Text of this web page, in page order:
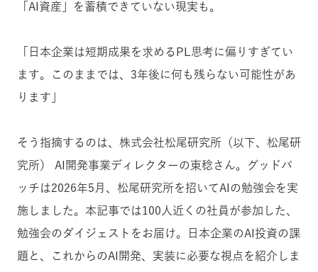
「AI資産」を蓄積できていない現実も。
「日本企業は短期成果を求めるPL思考に偏りすぎてい
ます。このままでは、3年後に何も残らない可能性があ
ります」
そう指摘するのは、株式会社松尾研究所（以下、松尾研
究所） AI開発事業ディレクターの東稔さん。グッドパ
ッチは2026年5月、松尾研究所を招いてAIの勉強会を実
施しました。本記事では100人近くの社員が参加した、
勉強会のダイジェストをお届け。日本企業のAI投資の課
題と、これからのAI開発、実装に必要な視点を紹介しま